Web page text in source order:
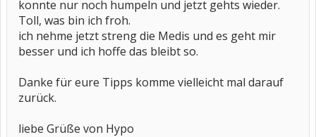
konnte nur noch humpeln und jetzt gehts wieder.
Toll, was bin ich froh.
ich nehme jetzt streng die Medis und es geht mir
besser und ich hoffe das bleibt so.
Danke für eure Tipps komme vielleicht mal darauf
zurück.
liebe Grüße von Hypo